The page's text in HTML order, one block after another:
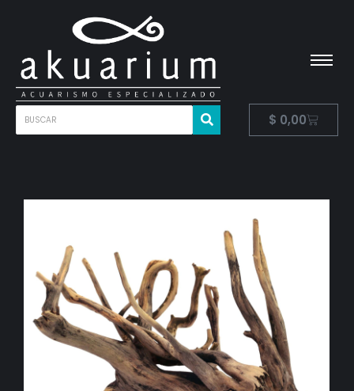
$ 0,00